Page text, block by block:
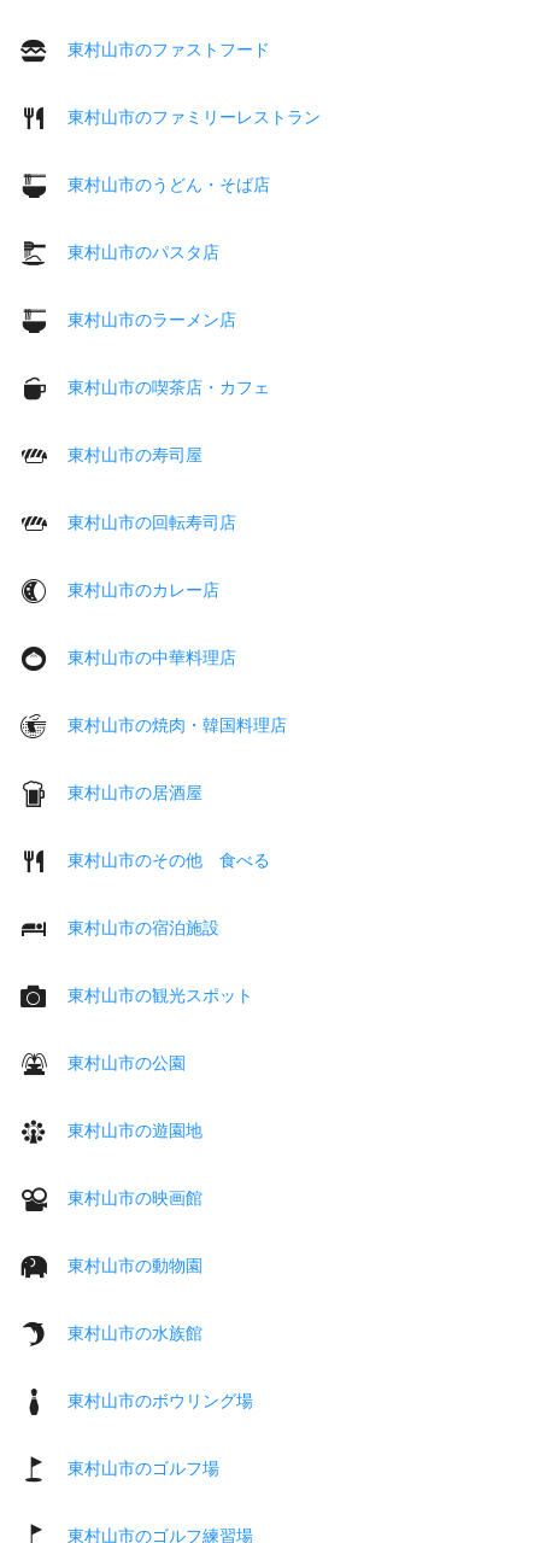
東村山市のファストフード
東村山市のファミリーレストラン
東村山市のうどん・そば店
東村山市のパスタ店
東村山市のラーメン店
東村山市の喫茶店・カフェ
東村山市の寿司屋
東村山市の回転寿司店
東村山市のカレー店
東村山市の中華料理店
東村山市の焼肉・韓国料理店
東村山市の居酒屋
東村山市のその他 食べる
東村山市の宿泊施設
東村山市の観光スポット
東村山市の公園
東村山市の遊園地
東村山市の映画館
東村山市の動物園
東村山市の水族館
東村山市のボウリング場
東村山市のゴルフ場
東村山市のゴルフ練習場